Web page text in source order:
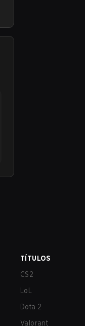
TÍTULOS
CS2
LoL
Dota 2
Valorant